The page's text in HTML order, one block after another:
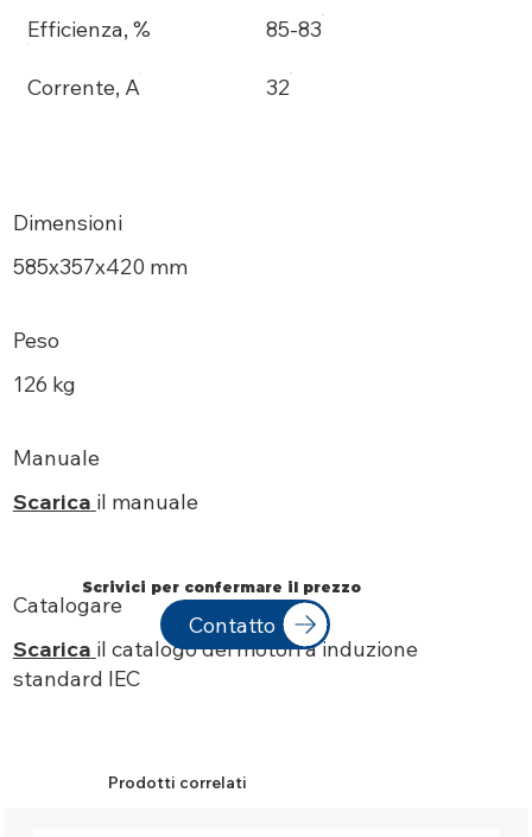
Efficienza, % 85-83
Corrente, A 32
Dimensioni
585х357x420 mm
Peso
126 kg
Manuale
Scarica il manuale
Catalogare
Scarica il catalogo dei motori a induzione
standard IEC
Scrivici per confermare il prezzo
Contatto
Prodotti correlati